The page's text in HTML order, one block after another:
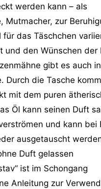
werden kann – als
Mutmacher, zur
für das Täschchen
und den Wünschen der
gibt es auch in
Durch die Tasche
mit dem puren
Öl kann seinen Duft
und kann bei
ausgetauscht
Duft gelassen
ist im Schongang
Anleitung zur